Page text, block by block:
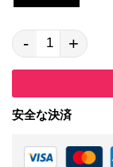
- +
安全な決済